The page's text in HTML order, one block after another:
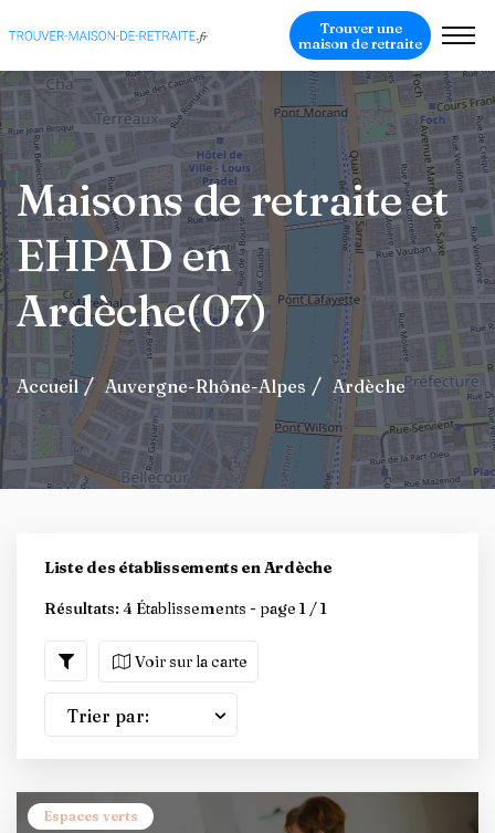
Trouver une
maison de retraite
Maisons de retraite et
EHPAD en
Ardèche(07)
Accueil Auvergne-Rhône-Alpes Ardèche
Liste des établissements en Ardèche
Résultats: 4 Établissements - page 1 / 1
Voir sur la carte
Trier par:
Espaces verts